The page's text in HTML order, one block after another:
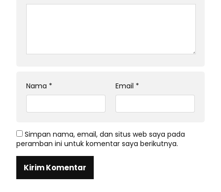
Nama * Email *
Simpan nama, email, dan situs web saya pada
peramban ini untuk komentar saya berikutnya.